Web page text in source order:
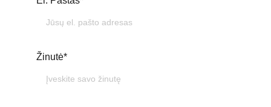
Žinutė*